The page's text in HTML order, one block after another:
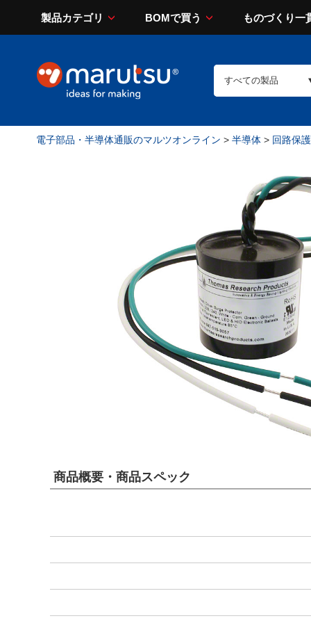
製品カテゴリ BOMで買う ものづくり一
電子部品・半導体通販のマルツオンライン > 半導体 > 回路保
商品概要・商品スペック